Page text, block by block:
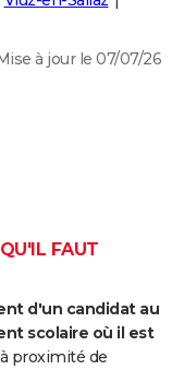
à jour le 07/07/26
FAUT
d'un candidat au
scolaire où il est
proximité de